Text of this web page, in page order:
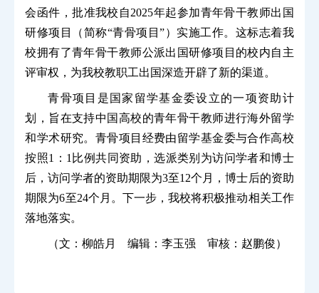
会函件，批准我校自2025年起参加青年骨干教师出国
研修项目（简称“青骨项目”）实施工作。这标志着我
校拥有了青年骨干教师公派出国研修项目的校内自主
评审权，为我校教职工出国深造开辟了新的渠道。
青骨项目是国家留学基金委设立的一项资助计
划，旨在支持中国高校的青年骨干教师进行海外留学
和学术研究。青骨项目经费由留学基金委与合作高校
按照1：1比例共同资助，选派类别为访问学者和博士
后，访问学者的资助期限为3至12个月，博士后的资助
期限为6至24个月。下一步，我校将积极推动相关工作
落地落实。
（文：柳皓月 编辑：李玉强 审核：赵鹏俊）